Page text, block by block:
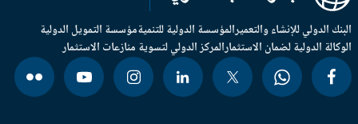
الدولي للإنشاء والتعميرالمؤسسة الدولية للتنميةمؤسسة التمويل الدولية
الدولية لضمان الاستثمارالمركز الدولي لتسوية منازعات الاستثمار